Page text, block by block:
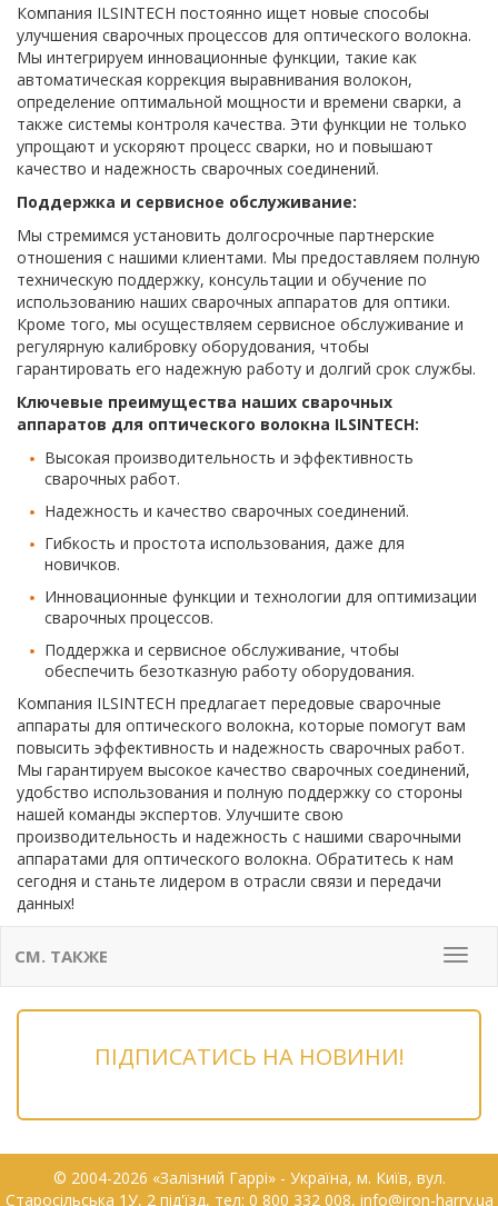
Компания ILSINTECH постоянно ищет новые способы
улучшения сварочных процессов для оптического волокна.
Мы интегрируем инновационные функции, такие как
автоматическая коррекция выравнивания волокон,
определение оптимальной мощности и времени сварки, а
также системы контроля качества. Эти функции не только
упрощают и ускоряют процесс сварки, но и повышают
качество и надежность сварочных соединений.
Поддержка и сервисное обслуживание:
Мы стремимся установить долгосрочные партнерские
отношения с нашими клиентами. Мы предоставляем полную
техническую поддержку, консультации и обучение по
использованию наших сварочных аппаратов для оптики.
Кроме того, мы осуществляем сервисное обслуживание и
регулярную калибровку оборудования, чтобы
гарантировать его надежную работу и долгий срок службы.
Ключевые преимущества наших сварочных
аппаратов для оптического волокна ILSINTECH:
Высокая производительность и эффективность
сварочных работ.
Надежность и качество сварочных соединений.
Гибкость и простота использования, даже для
новичков.
Инновационные функции и технологии для оптимизации
сварочных процессов.
Поддержка и сервисное обслуживание, чтобы
обеспечить безотказную работу оборудования.
Компания ILSINTECH предлагает передовые сварочные
аппараты для оптического волокна, которые помогут вам
повысить эффективность и надежность сварочных работ.
Мы гарантируем высокое качество сварочных соединений,
удобство использования и полную поддержку со стороны
нашей команды экспертов. Улучшите свою
производительность и надежность с нашими сварочными
аппаратами для оптического волокна. Обратитесь к нам
сегодня и станьте лидером в отрасли связи и передачи
данных!
Меню
СМ. ТАКЖЕ
ПІДПИСАТИСЬ НА НОВИНИ!
© 2004-2026 «Залізний Гаррі» - Українa, м. Київ, вул.
Старосільська 1У, 2 під'їзд, тел: 0 800 332 008, info@iron-harry.ua